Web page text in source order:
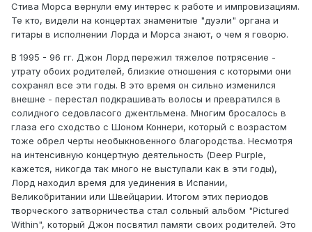
Стива Морса вернули ему интерес к работе и импровизациям.
Те кто, видели на концертах знаменитые "дуэли" органа и
гитары в исполнении Лорда и Морса знают, о чем я говорю.
В 1995 - 96 гг. Джон Лорд пережил тяжелое потрясение -
утрату обоих родителей, близкие отношения с которыми они
сохранял все эти годы. В это время он сильно изменился
внешне - перестал подкрашивать волосы и превратился в
солидного седовласого джентльмена. Многим бросалось в
глаза его сходство с Шоном Коннери, который с возрастом
тоже обрел черты необыкновенного благородства. Несмотря
на интенсивную концертную деятельность (Deep Purple,
кажется, никогда так много не выступали как в эти годы),
Лорд находил время для уединения в Испании,
Великобритании или Швейцарии. Итогом этих периодов
творческого затворничества стал сольный альбом "Pictured
Within", который Джон посвятил памяти своих родителей. Это